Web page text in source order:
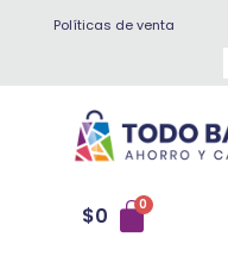
Políticas de venta
$0